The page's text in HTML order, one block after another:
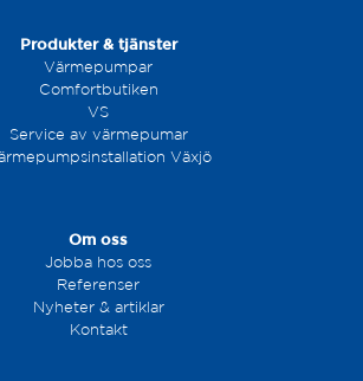
Produkter & tjänster
Värmepumpar
Comfortbutiken
VS
Service av värmepumar
Växjö
Om oss
Jobba hos oss
Referenser
Nyheter & artiklar
Kontakt